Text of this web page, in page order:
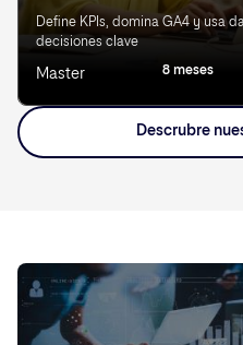
Define KPIs, domina GA4 y usa
decisiones clave
Master 8 meses
Descrubre